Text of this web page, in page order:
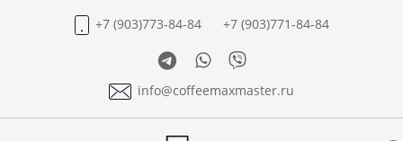
+7 (903)773-84-84
+7 (903)771-84-84
TelegramWhatsapp
Viber
info@coffeemaxmaster.ru